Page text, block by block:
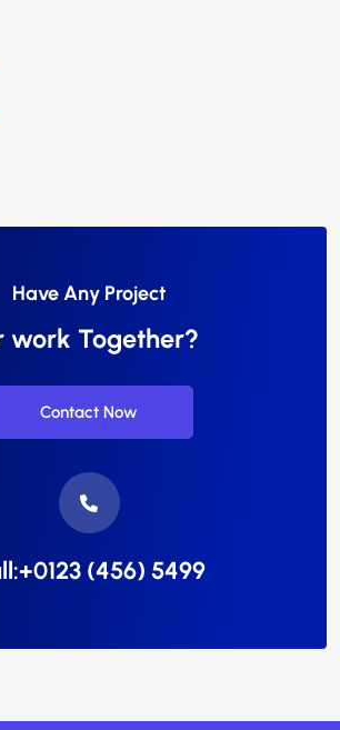
Have Any Project
work Together?
Contact Now
(456) 5499